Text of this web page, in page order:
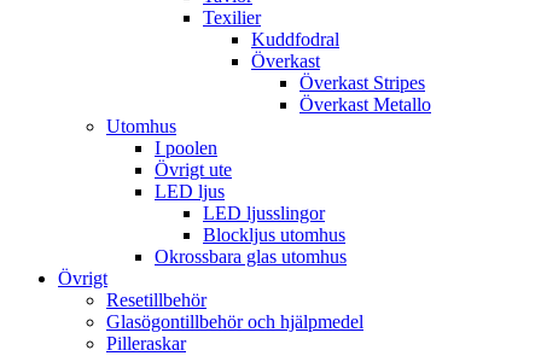
Texilier
Kuddfodral
Överkast
Överkast Stripes
Överkast Metallo
Utomhus
I poolen
Övrigt ute
LED ljus
LED ljusslingor
Blockljus utomhus
Okrossbara glas utomhus
Övrigt
Resetillbehör
Glasögontillbehör och hjälpmedel
Pilleraskar